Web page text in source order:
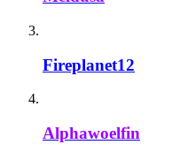
Fireplanet12
Alphawoelfin